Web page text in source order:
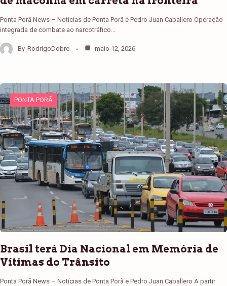
Ponta Porã News – Notícias de Ponta Porã e Pedro Juan Caballero Operação
integrada de combate ao narcotráfico…
By RodrigoDobre maio 12, 2026
PONTA PORÃ
Brasil terá Dia Nacional em Memória de
Vítimas do Trânsito
Ponta Porã News – Notícias de Ponta Porã e Pedro Juan Caballero A partir